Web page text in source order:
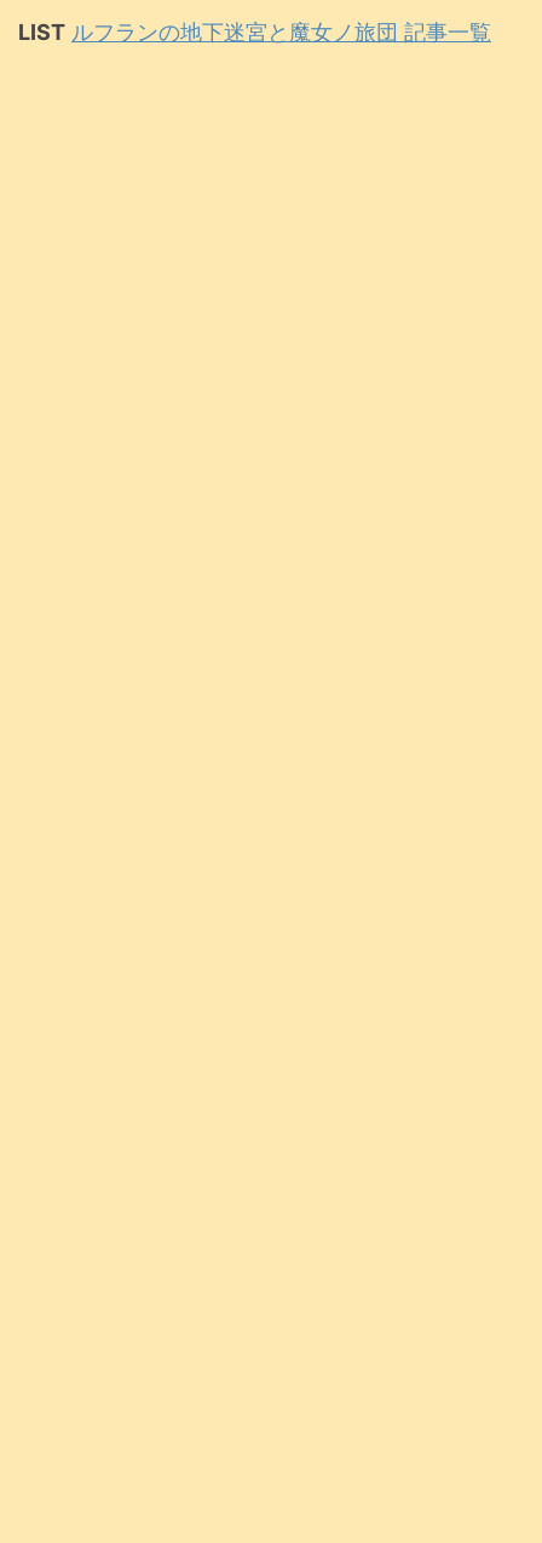
LIST ルフランの地下迷宮と魔女ノ旅団 記事一覧